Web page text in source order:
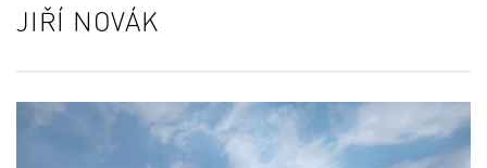
JIŘÍ NOVÁK